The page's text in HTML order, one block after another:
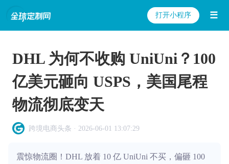
打开小程序 ☰
DHL 为何不收购 UniUni？100
亿美元砸向 USPS，美国尾程
物流彻底变天
跨境电商头条 · 2026-06-01 13:07:29
震惊物流圈！DHL 放着 10 亿 UniUni 不买，偏砸 100